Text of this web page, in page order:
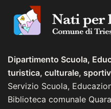
Dipartimento Scuola,
turistica, culturale,
Servizio Scuola,
Biblioteca comunale